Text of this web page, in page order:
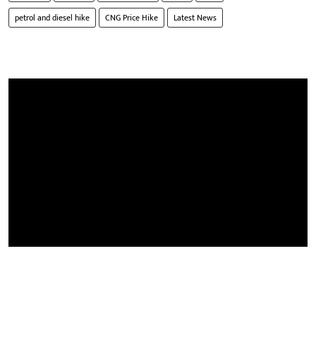
petrol and diesel hike
CNG Price Hike Latest News